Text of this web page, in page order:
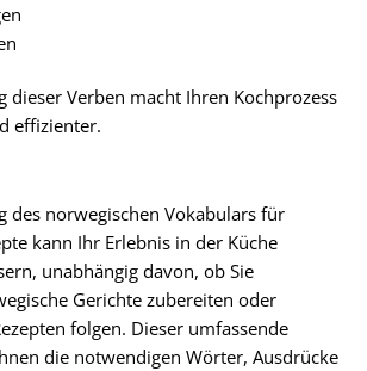
dieser Verben macht Ihren Kochprozess
effizienter.
des norwegischen Vokabulars für
kann Ihr Erlebnis in der Küche
unabhängig davon, ob Sie
Gerichte zubereiten oder
folgen. Dieser umfassende
die notwendigen Wörter, Ausdrücke